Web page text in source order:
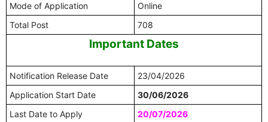
Mode of Application
Online
Total Post
708
Important Dates
Notification Release Date
23/04/2026
Application Start Date
30/06/2026
Last Date to Apply
20/07/2026